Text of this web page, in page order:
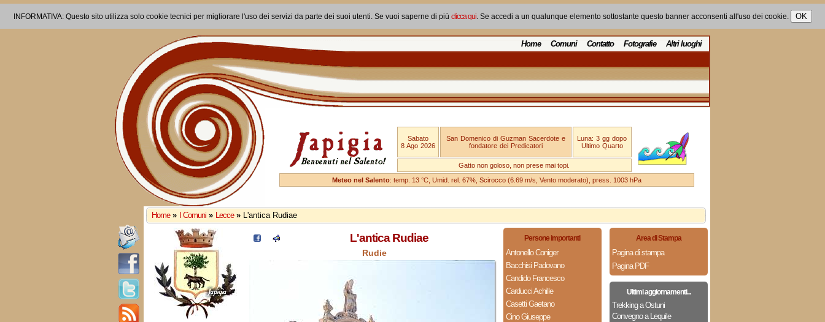
INFORMATIVA: Questo sito utilizza solo cookie tecnici per migliorare l'uso dei servizi da parte dei suoi utenti. Se vuoi saperne di più clicca qui. Se accedi a un qualunque elemento sottostante questo banner acconsenti all'uso dei cookie.
Home Comuni Contatto Fotografie Altri luoghi
Sabato
8 Ago 2026
San Domenico di Guzman Sacerdote e
fondatore dei Predicatori
Luna: 3 gg dopo
Ultimo Quarto
Gatto non goloso, non prese mai topi.
Meteo nel Salento: temp. 13 °C, Umid. rel. 67%, Scirocco (6.69 m/s, Vento moderato), press. 1003 hPa
Home » I Comuni » Lecce » L'antica Rudiae
Persone importanti
Antonello Coniger
Bacchisi Padovano
Candido Francesco
Carducci Achille
Casetti Gaetano
Cino Giuseppe
L'antica Rudiae
Rudie
Area di Stampa
Pagina di stampa
Pagina PDF
Ultimi aggiornamenti...
Trekking a Ostuni
Convegno a Lequile